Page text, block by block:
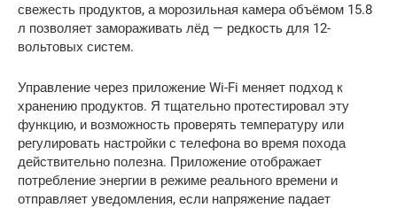
свежесть продуктов, а морозильная камера объёмом 15.8
л позволяет замораживать лёд — редкость для 12-
вольтовых систем.
Управление через приложение Wi-Fi меняет подход к
хранению продуктов. Я тщательно протестировал эту
функцию, и возможность проверять температуру или
регулировать настройки с телефона во время похода
действительно полезна. Приложение отображает
потребление энергии в режиме реального времени и
отправляет уведомления, если напряжение падает